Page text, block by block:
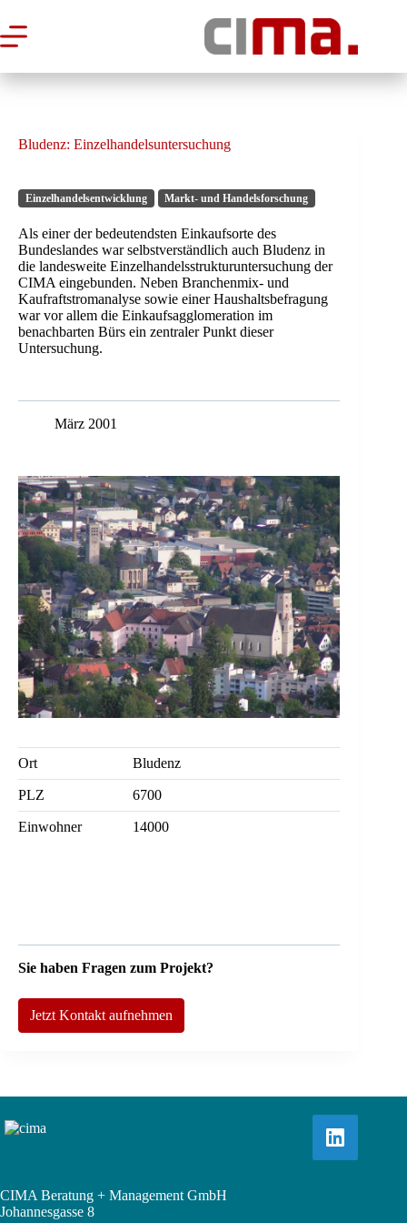
Inhalt
springen
Bludenz: Einzelhandelsuntersuchung
Einzelhandelsentwicklung Markt- und Handelsforschung
Als einer der bedeutendsten Einkaufsorte des
Bundeslandes war selbstverständlich auch Bludenz in
die landesweite Einzelhandelsstrukturuntersuchung der
CIMA eingebunden. Neben Branchenmix- und
Kaufraftstromanalyse sowie einer Haushaltsbefragung
war vor allem die Einkaufsagglomeration im
benachbarten Bürs ein zentraler Punkt dieser
Untersuchung.
März 2001
Ort Bludenz
PLZ 6700
Einwohner 14000
Sie haben Fragen zum Projekt?
Jetzt Kontakt aufnehmen
CIMA Beratung + Management GmbH
Johannesgasse 8